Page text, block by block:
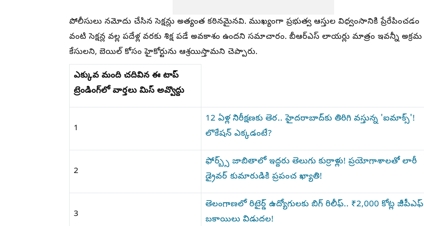
పోలీసులు నమోదు చేసిన సెక్షన్లు అత్యంత కఠినమైనవి. ముఖ్యంగా ప్రభుత్వ ఆస్తుల విధ్వంసానికి ప్రేరేపించడం
వంటి సెక్షన్ల వల్ల పదేళ్ల వరకు శిక్ష పడే అవకాశం ఉందని సమాచారం. బీఆర్‌ఎస్‌ లాయర్లు మాత్రం ఇవన్నీ అక్రమ
కేసులని, బెయిల్ కోసం హైకోర్టును ఆశ్రయిస్తామని చెప్పారు.
ఎక్కువ మంది చదివిన ఈ టాప్
ట్రెండింగ్‌లో వార్తలు మిస్ అవ్వొద్దు
1
12 ఏళ్ల నిరీక్షణకు తెర.. హైదరాబాద్‌కు తిరిగి వస్తున్న 'ఐమాక్స్'!
లొకేషన్ ఎక్కడంటే?
2
ఫోర్బ్స్‌ జాబితాలో ఇద్దరు తెలుగు కుర్రాళ్లు! ప్రయోగాశాలతో లారీ
డ్రైవర్ కుమారుడికి ప్రపంచ ఖ్యాతి!
3
తెలంగాణలో రిటైర్డ్ ఉద్యోగులకు బిగ్ రిలీఫ్.. ₹2,000 కోట్ల జీపీఎఫ్
బకాయిలు విడుదల!